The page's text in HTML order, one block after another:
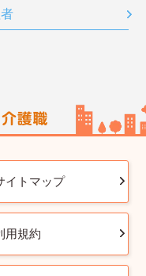
イトマップ
用規約